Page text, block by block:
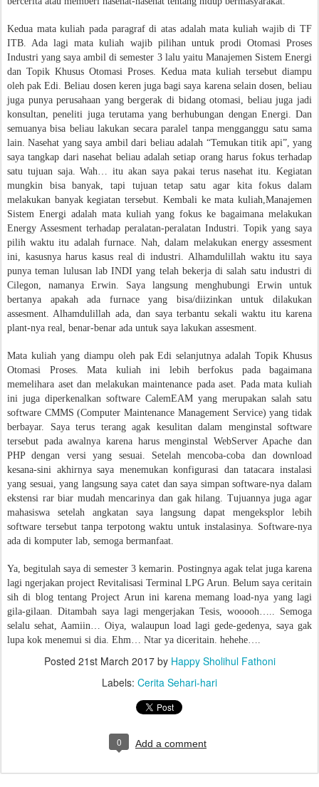
Kedua mata kuliah pada paragraf di atas adalah mata kuliah wajib di TF
ITB. Ada lagi mata kuliah wajib pilihan untuk prodi Otomasi Proses
Industri yang saya ambil di semester 3 lalu yaitu Manajemen Sistem Energi
dan Topik Khusus Otomasi Proses. Kedua mata kuliah tersebut diampu
oleh pak Edi. Beliau dosen keren juga bagi saya karena selain dosen, beliau
juga punya perusahaan yang bergerak di bidang otomasi, beliau juga jadi
konsultan, peneliti juga terutama yang berhubungan dengan Energi. Dan
semuanya bisa beliau lakukan secara paralel tanpa mengganggu satu sama
lain. Nasehat yang saya ambil dari beliau adalah “Temukan titik api”, yang
saya tangkap dari nasehat beliau adalah setiap orang harus fokus terhadap
satu tujuan saja. Wah… itu akan saya pakai terus nasehat itu. Kegiatan
mungkin bisa banyak, tapi tujuan tetap satu agar kita fokus dalam
melakukan banyak kegiatan tersebut. Kembali ke mata kuliah,Manajemen
Sistem Energi adalah mata kuliah yang fokus ke bagaimana melakukan
Energy Assesment terhadap peralatan-peralatan Industri. Topik yang saya
pilih waktu itu adalah furnace. Nah, dalam melakukan energy assesment
ini, kasusnya harus kasus real di industri. Alhamdulillah waktu itu saya
punya teman lulusan lab INDI yang telah bekerja di salah satu industri di
Cilegon, namanya Erwin. Saya langsung menghubungi Erwin untuk
bertanya apakah ada furnace yang bisa/diizinkan untuk dilakukan
assesment. Alhamdulillah ada, dan saya terbantu sekali waktu itu karena
plant-nya real, benar-benar ada untuk saya lakukan assesment.
Mata kuliah yang diampu oleh pak Edi selanjutnya adalah Topik Khusus
Otomasi Proses. Mata kuliah ini lebih berfokus pada bagaimana
memelihara aset dan melakukan maintenance pada aset. Pada mata kuliah
ini juga diperkenalkan software CalemEAM yang merupakan salah satu
software CMMS (Computer Maintenance Management Service) yang tidak
berbayar. Saya terus terang agak kesulitan dalam menginstal software
tersebut pada awalnya karena harus menginstal WebServer Apache dan
PHP dengan versi yang sesuai. Setelah mencoba-coba dan download
kesana-sini akhirnya saya menemukan konfigurasi dan tatacara instalasi
yang sesuai, yang langsung saya catet dan saya simpan software-nya dalam
ekstensi rar biar mudah mencarinya dan gak hilang. Tujuannya juga agar
mahasiswa setelah angkatan saya langsung dapat mengeksplor lebih
software tersebut tanpa terpotong waktu untuk instalasinya. Software-nya
ada di komputer lab, semoga bermanfaat.
Ya, begitulah saya di semester 3 kemarin. Postingnya agak telat juga karena
lagi ngerjakan project Revitalisasi Terminal LPG Arun. Belum saya ceritain
sih di blog tentang Project Arun ini karena memang load-nya yang lagi
gila-gilaan. Ditambah saya lagi mengerjakan Tesis, wooooh….. Semoga
selalu sehat, Aamiin… Oiya, walaupun load lagi gede-gedenya, saya gak
lupa kok menemui si dia. Ehm… Ntar ya diceritain. hehehe….
Posted 21st March 2017by Happy Sholihul Fathoni
Labels: Cerita Sehari-hari
0 Add a comment